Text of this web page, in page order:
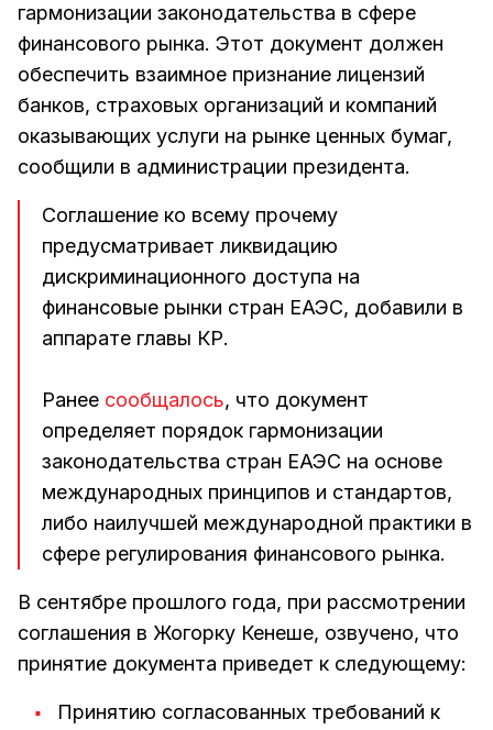
гармонизации законодательства в сфере
финансового рынка. Этот документ должен
обеспечить взаимное признание лицензий
банков, страховых организаций и компаний
оказывающих услуги на рынке ценных бумаг,
сообщили в администрации президента.
Соглашение ко всему прочему
предусматривает ликвидацию
дискриминационного доступа на
финансовые рынки стран ЕАЭС, добавили в
аппарате главы КР.
Ранее сообщалось, что документ
определяет порядок гармонизации
законодательства стран ЕАЭС на основе
международных принципов и стандартов,
либо наилучшей международной практики в
сфере регулирования финансового рынка.
В сентябре прошлого года, при рассмотрении
соглашения в Жогорку Кенеше, озвучено, что
принятие документа приведет к следующему:
Принятию согласованных требований к